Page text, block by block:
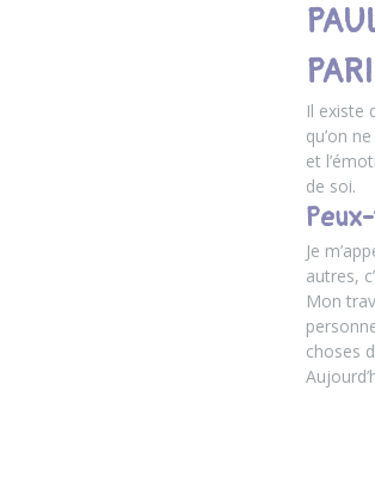
Il existe
qu’on
et
de soi.
Je
autres,
Mon
choses